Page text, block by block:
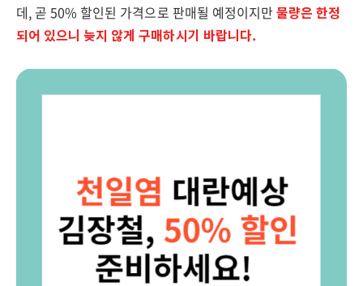
데, 곧 50% 할인된 가격으로 판매될 예정이지만 물량은 한정
되어 있으니 늦지 않게 구매하시기 바랍니다.